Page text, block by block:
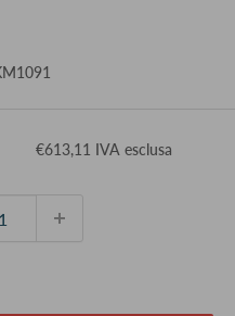
€613,11 IVA esclusa